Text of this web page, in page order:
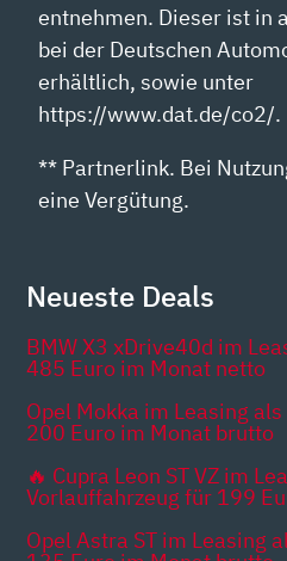
entnehmen. Dieser ist in
bei der Deutschen
erhältlich, sowie unter
https://www.dat.de/co2/.
** Partnerlink. Bei
eine Vergütung.
Neueste Deals
BMW X3 xDrive40d im
485 Euro im Monat netto
Opel Mokka im Leasing
200 Euro im Monat brutto
🔥 Cupra Leon ST VZ im
Vorlauffahrzeug für 199
Opel Astra ST im Leasing